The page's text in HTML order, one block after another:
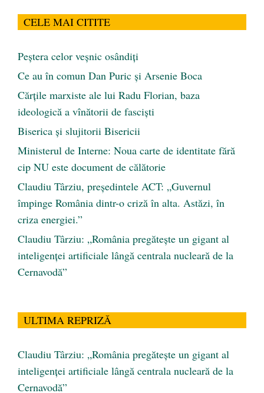
CELE MAI CITITE
Peştera celor veşnic osândiţi
Ce au în comun Dan Puric şi Arsenie Boca
Cărţile marxiste ale lui Radu Florian, baza
ideologică a vînătorii de fascişti
Biserica și slujitorii Bisericii
Ministerul de Interne: Noua carte de identitate fără
cip NU este document de călătorie
Claudiu Târziu, președintele ACT: „Guvernul
împinge România dintr-o criză în alta. Astăzi, în
criza energiei.”
Claudiu Târziu: „România pregătește un gigant al
inteligenței artificiale lângă centrala nucleară de la
Cernavodă”
ULTIMA REPRIZĂ
Claudiu Târziu: „România pregătește un gigant al
inteligenței artificiale lângă centrala nucleară de la
Cernavodă”